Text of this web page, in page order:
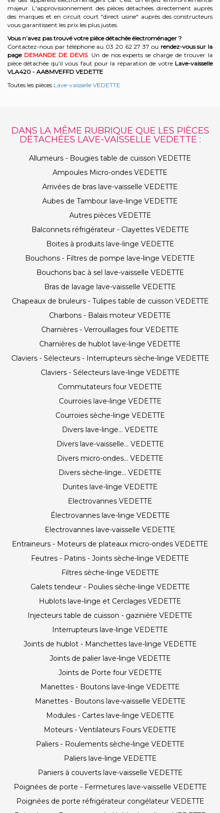
majeur. L'approvisionnement des pièces détachées directement auprès
des marques et en circuit court "direct usine" auprès des constructeurs
vous garantissent les prix les plus justes.
Vous n’avez pas trouvé votre pièce détachée électroménager ?
Contactez-nous par téléphone au 03 20 62 27 37 ou rendez-vous sur la
page DEMANDE DE DEVIS. Un de nos experts se charge de trouver la
pièce détachée qu'il vous faut pour la réparation de votre Lave-vaisselle
VLA420 - AA8MVEFFD VEDETTE
Toutes les pièces Lave-vaisselle VEDETTE
DANS LA MÊME RUBRIQUE QUE LES PIÈCES
DÉTACHÉES LAVE-VAISSELLE VEDETTE :
Allumeurs - Bougies table de cuisson VEDETTE
Ampoules Micro-ondes VEDETTE
Arrivées de bras lave-vaisselle VEDETTE
Aubes de Tambour lave-linge VEDETTE
Autres pièces VEDETTE
Balconnets réfrigérateur - Clayettes VEDETTE
Boites à produits lave-linge VEDETTE
Bouchons - Filtres de pompe lave-linge VEDETTE
Bouchons bac à sel lave-vaisselle VEDETTE
Bras de lavage lave-vaisselle VEDETTE
Chapeaux de bruleurs - Tulipes table de cuisson VEDETTE
Charbons - Balais moteur VEDETTE
Charnières - Verrouillages four VEDETTE
Charnières de hublot lave-linge VEDETTE
Claviers - Sélecteurs - Interrupteurs sèche-linge VEDETTE
Claviers - Sélecteurs lave-linge VEDETTE
Commutateurs four VEDETTE
Courroies lave-linge VEDETTE
Courroies sèche-linge VEDETTE
Divers lave-linge... VEDETTE
Divers lave-vaisselle... VEDETTE
Divers micro-ondes... VEDETTE
Divers sèche-linge... VEDETTE
Durites lave-linge VEDETTE
Electrovannes VEDETTE
Électrovannes lave-linge VEDETTE
Electrovannes lave-vaisselle VEDETTE
Entraineurs - Moteurs de plateaux micro-ondes VEDETTE
Feutres - Patins - Joints sèche-linge VEDETTE
Filtres sèche-linge VEDETTE
Galets tendeur - Poulies sèche-linge VEDETTE
Hublots lave-linge et Cerclages VEDETTE
Injecteurs table de cuisson - gazinière VEDETTE
Interrupteurs lave-linge VEDETTE
Joints de hublot - Manchettes lave-linge VEDETTE
Joints de palier lave-linge VEDETTE
Joints de Porte four VEDETTE
Manettes - Boutons lave-linge VEDETTE
Manettes - Boutons lave-vaisselle VEDETTE
Modules - Cartes lave-linge VEDETTE
Moteurs - Ventilateurs Fours VEDETTE
Paliers - Roulements sèche-linge VEDETTE
Paliers lave-linge VEDETTE
Paniers à couverts lave-vaisselle VEDETTE
Poignées de porte - Fermetures lave-vaisselle VEDETTE
Poignées de porte réfrigérateur congélateur VEDETTE